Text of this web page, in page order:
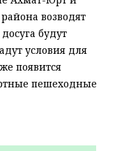
возводят
будут
условия для
появится
пешеходные